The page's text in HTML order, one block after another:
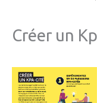
Créer un